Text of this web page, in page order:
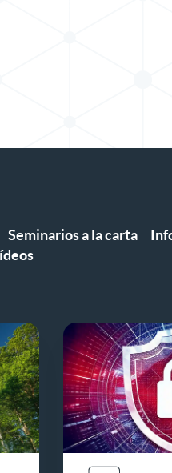
Seminarios a la carta